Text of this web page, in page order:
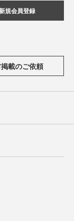
規会員登録
載のご依頼